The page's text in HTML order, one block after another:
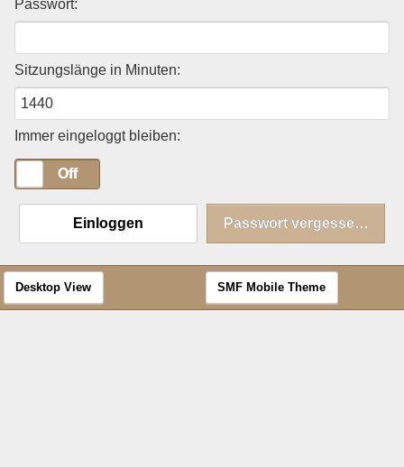
Passwort:
Sitzungslänge in Minuten:
Immer eingeloggt bleiben:
Off
Einloggen Passwort vergessen?
Desktop View SMF Mobile Theme